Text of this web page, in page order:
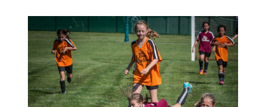
kommer att titta närmare på vad cupen inn...